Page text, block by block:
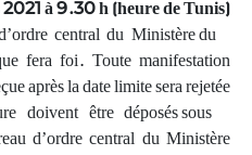
à 9.30 h (heure de Tunis)
central du Ministère du
fera foi. Toute manifestation
après la date limite sera rejetée.
doivent être déposés sous
d’ordre central du Ministère